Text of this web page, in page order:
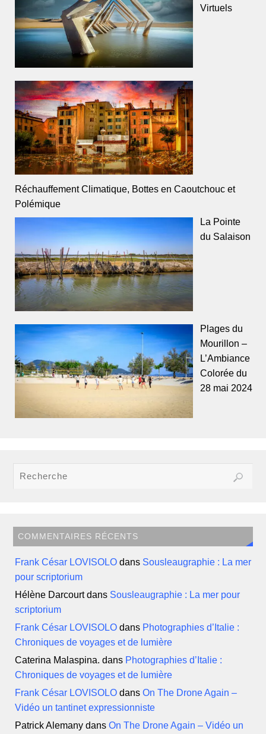
Virtuels
Réchauffement Climatique, Bottes en Caoutchouc et
Polémique
La Pointe
du Salaison
Plages du
Mourillon –
L’Ambiance
Colorée du
28 mai 2024
COMMENTAIRES RÉCENTS
Frank César LOVISOLO dans Sousleaugraphie : La mer
pour scriptorium
Hélène Darcourtdans Sousleaugraphie : La mer pour
scriptorium
Frank César LOVISOLO dans Photographies d’Italie :
Chroniques de voyages et de lumière
Caterina Malaspina. dans Photographies d’Italie :
Chroniques de voyages et de lumière
Frank César LOVISOLO dansOn The Drone Again –
Vidéo un tantinet expressionniste
Patrick Alemany dansOn The Drone Again – Vidéo un